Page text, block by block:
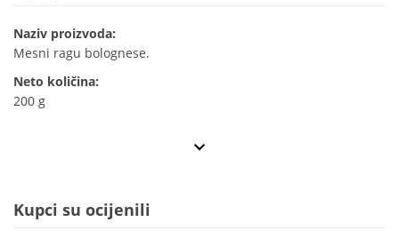
Naziv proizvoda:
Mesni ragu bolognese.
Neto količina:
200 g
Kupci su ocijenili